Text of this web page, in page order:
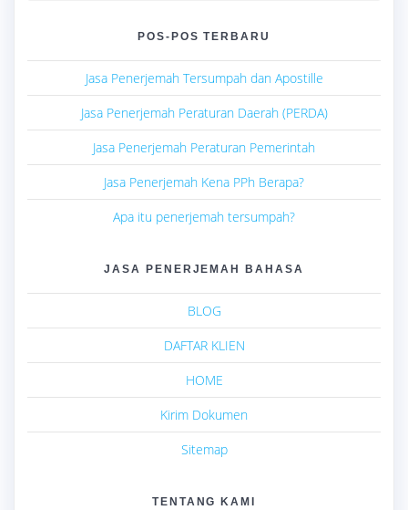
POS-POS TERBARU
Jasa Penerjemah Tersumpah dan Apostille
Jasa Penerjemah Peraturan Daerah (PERDA)
Jasa Penerjemah Peraturan Pemerintah
Jasa Penerjemah Kena PPh Berapa?
Apa itu penerjemah tersumpah?
JASA PENERJEMAH BAHASA
BLOG
DAFTAR KLIEN
HOME
Kirim Dokumen
Sitemap
TENTANG KAMI